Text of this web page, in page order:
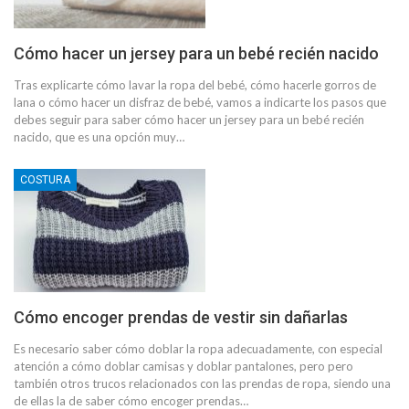
Cómo hacer un jersey para un bebé recién nacido
Tras explicarte cómo lavar la ropa del bebé, cómo hacerle gorros de
lana o cómo hacer un disfraz de bebé, vamos a indicarte los pasos que
debes seguir para saber cómo hacer un jersey para un bebé recién
nacido, que es una opción muy…
COSTURA
Cómo encoger prendas de vestir sin dañarlas
Es necesario saber cómo doblar la ropa adecuadamente, con especial
atención a cómo doblar camisas y doblar pantalones, pero pero
también otros trucos relacionados con las prendas de ropa, siendo una
de ellas la de saber cómo encoger prendas…